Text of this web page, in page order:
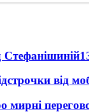
Стефанішиній
від
мирні